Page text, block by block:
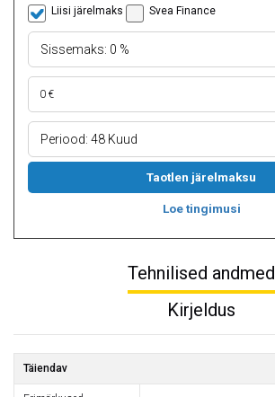
Liisi järelmaks Svea Finance
Sissemaks: 0 %
Periood: 48 Kuud
Taotlen järelmaksu
Loe tingimusi
Tehnilised andmed
Kirjeldus
Täiendav